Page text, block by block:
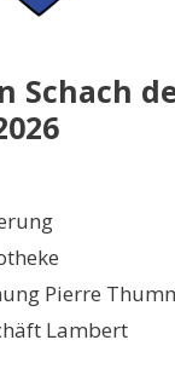
Schach
Pierre
Lambert